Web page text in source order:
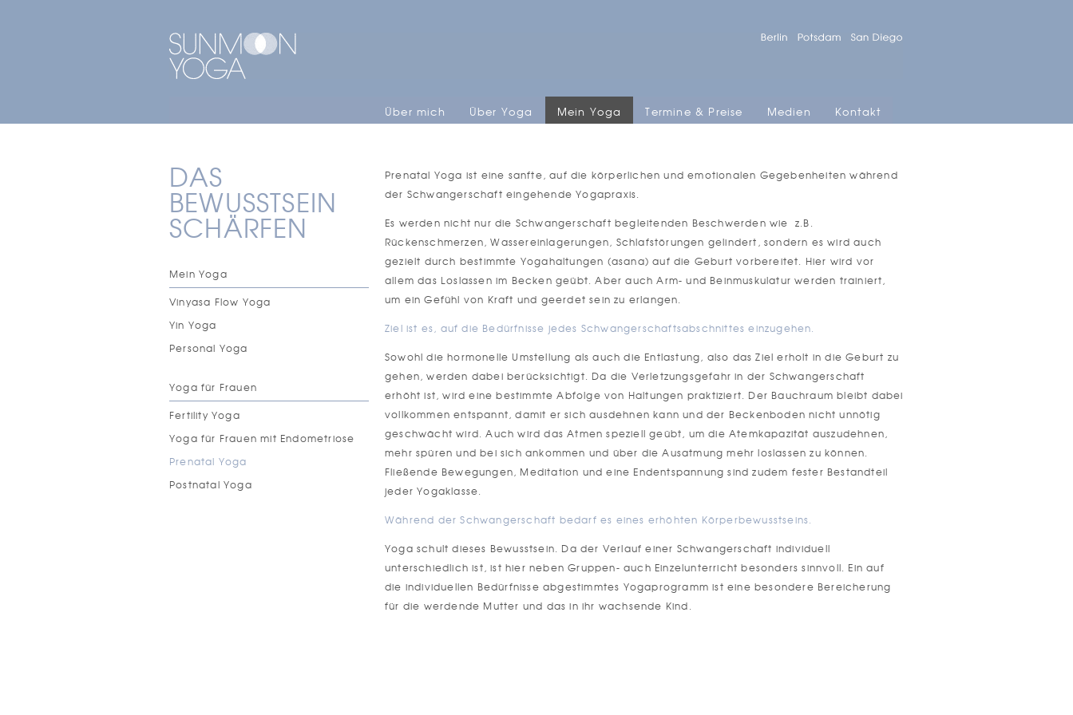
Über mich Über Yoga Mein Yoga Termine & Preise Medien Kontakt
DAS
BEWUSSTSEIN
SCHÄRFEN
Mein Yoga
Vinyasa Flow Yoga
Yin Yoga
Personal Yoga
Yoga für Frauen
Fertility Yoga
Yoga für Frauen mit Endometriose
Prenatal Yoga
Postnatal Yoga
Prenatal Yoga ist eine sanfte, auf die körperlichen und emotionalen Gegebenheiten während
der Schwangerschaft eingehende Yogapraxis.
Es werden nicht nur die Schwangerschaft begleitenden Beschwerden wie z.B.
Rückenschmerzen, Wassereinlagerungen, Schlafstörungen gelindert, sondern es wird auch
gezielt durch bestimmte Yogahaltungen (asana) auf die Geburt vorbereitet. Hier wird vor
allem das Loslassen im Becken geübt. Aber auch Arm- und Beinmuskulatur werden trainiert,
um ein Gefühl von Kraft und geerdet sein zu erlangen.
Ziel ist es, auf die Bedürfnisse jedes Schwangerschaftsabschnittes einzugehen.
Sowohl die hormonelle Umstellung als auch die Entlastung, also das Ziel erholt in die Geburt zu
gehen, werden dabei berücksichtigt. Da die Verletzungsgefahr in der Schwangerschaft
erhöht ist, wird eine bestimmte Abfolge von Haltungen praktiziert. Der Bauchraum bleibt dabei
vollkommen entspannt, damit er sich ausdehnen kann und der Beckenboden nicht unnötig
geschwächt wird. Auch wird das Atmen speziell geübt, um die Atemkapazität auszudehnen,
mehr spüren und bei sich ankommen und über die Ausatmung mehr loslassen zu können.
Fließende Bewegungen, Meditation und eine Endentspannung sind zudem fester Bestandteil
jeder Yogaklasse.
Während der Schwangerschaft bedarf es eines erhöhten Körperbewusstseins.
Yoga schult dieses Bewusstsein. Da der Verlauf einer Schwangerschaft individuell
unterschiedlich ist, ist hier neben Gruppen- auch Einzelunterricht besonders sinnvoll. Ein auf
die individuellen Bedürfnisse abgestimmtes Yogaprogramm ist eine besondere Bereicherung
für die werdende Mutter und das in ihr wachsende Kind.